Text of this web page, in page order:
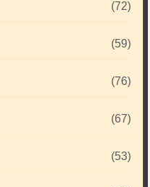
(72)
(59)
(76)
(67)
(53)